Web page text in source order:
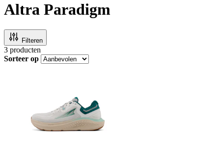
Altra Paradigm
Filteren
3 producten
Sorteer op